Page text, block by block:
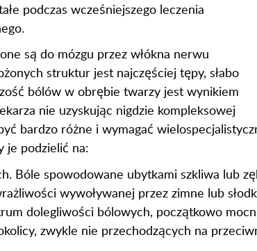
podczas wcześniejszego leczenia
są do mózgu przez włókna nerwu
struktur jest najczęściej tępy, słabo
bólów w obrębie twarzy jest wynikiem
nie uzyskując nigdzie kompleksowej
bardzo różne i wymagać
je podzielić na:
Bóle spowodowane ubytkami szkliwa lub
wywoływanej przez zimne lub
dolegliwości bólowych, początkowo
zwykle nie przechodzących na